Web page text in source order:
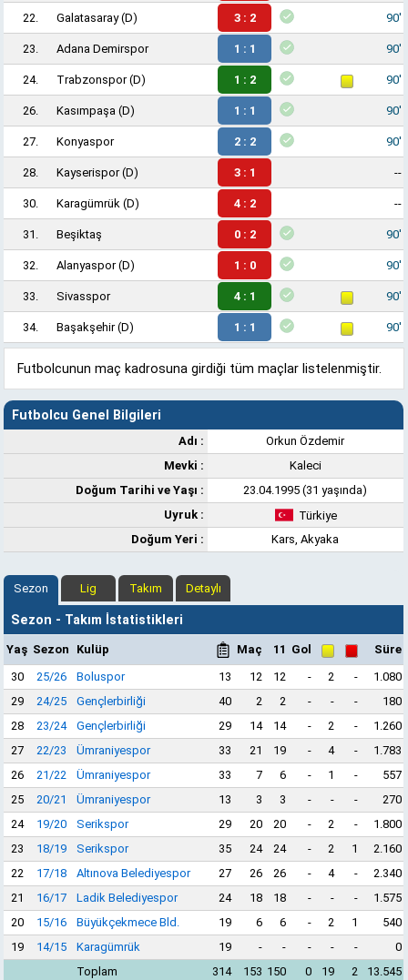
22. Galatasaray(D) 3 : 2 90'
23. Adana Demirspor 1 : 1 90'
24. Trabzonspor(D) 1 : 2 90'
26. Kasımpaşa (D) 1 : 1 90'
27. Konyaspor 2 : 2 90'
28. Kayserispor(D) 3 : 1 --
30. Karagümrük (D) 4 : 2 --
31. Beşiktaş 0 : 2 90'
32. Alanyaspor(D) 1 : 0 90'
33. Sivasspor 4 : 1 90'
34. Başakşehir(D) 1 : 1 90'
Futbolcunun maç kadrosuna girdiği tüm maçlar listelenmiştir.
Futbolcu Genel Bilgileri
Adı :
Orkun Özdemir
Mevki :
Kaleci
Doğum Tarihi ve Yaşı :
23.04.1995 (31 yaşında)
Uyruk :
Türkiye
Doğum Yeri :
Kars, Akyaka
Sezon Lig Takım Detaylı
Sezon - Takım İstatistikleri
Yaş Sezon Kulüp Maç 11 Gol
Süre
30
25/26 Boluspor 13 12 12 - 2 -
1.080
29
24/25 Gençlerbirliği 40 2 2 - - -
180
28
23/24 Gençlerbirliği 29 14 14 - 2 -
1.260
27
22/23 Ümraniyespor 33 21 19 - 4 -
1.783
26
21/22 Ümraniyespor 33 7 6 - 1 -
557
25
20/21 Ümraniyespor 13 3 3 - - -
270
24
19/20 Serikspor 29 20 20 - 2 -
1.800
23
18/19 Serikspor 35 24 24 - 2 1
2.160
22
17/18 Altınova Belediyespor 27 26 26 - 4 -
2.340
21
16/17 Ladik Belediyespor 24 18 18 - - -
1.575
20
15/16 Büyükçekmece Bld. 19 6 6 - 2 1
540
19
14/15 Karagümrük 19 - - - - -
0
Toplam
314 153 150 0 19 2 13.545